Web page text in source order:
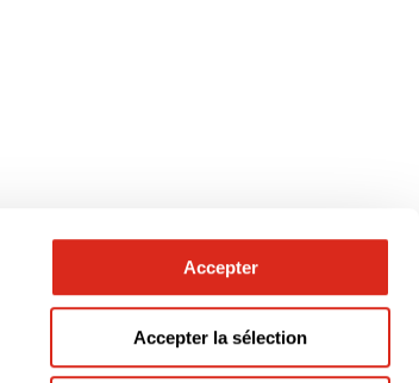
Accepter
Accepter la sélection